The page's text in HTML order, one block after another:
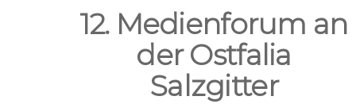
12. Medienforum an
der Ostfalia
Salzgitter